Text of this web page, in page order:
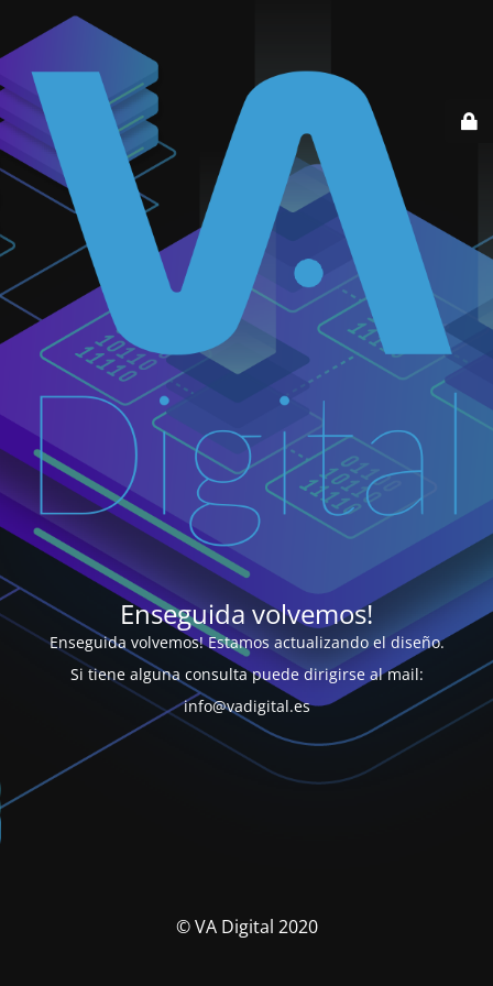
Enseguida volvemos!
Enseguida volvemos! Estamos actualizando el diseño.
Si tiene alguna consulta puede dirigirse al mail:
info@vadigital.es
© VA Digital 2020